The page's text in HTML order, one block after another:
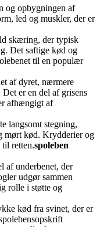
og opbygningen af
led og muskler, der er
skæring, der typisk
Det saftige kød og
til en populær
af dyret, nærmere
er en del af grisens
afhængigt af
langsomt stegning,
mørt kød. Krydderier og
til retten.spoleben
af underbenet, der
udgør sammen
rolle i støtte og
kød fra svinet, der er